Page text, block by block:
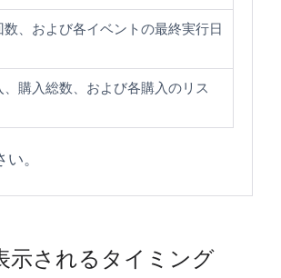
、および各イベントの最終実行日
購入総数、および各購入のリス
。
示されるタイミング